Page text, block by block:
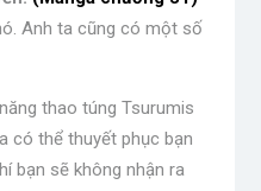
Anh ta cũng có một số
thao túng Tsurumis
có thể thuyết phục bạn
bạn sẽ không nhận ra